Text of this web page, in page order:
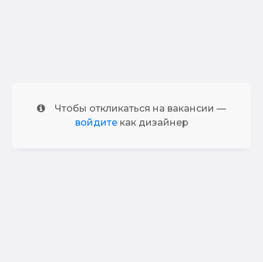
Чтобы откликаться на вакансии —
войдитекак дизайнер